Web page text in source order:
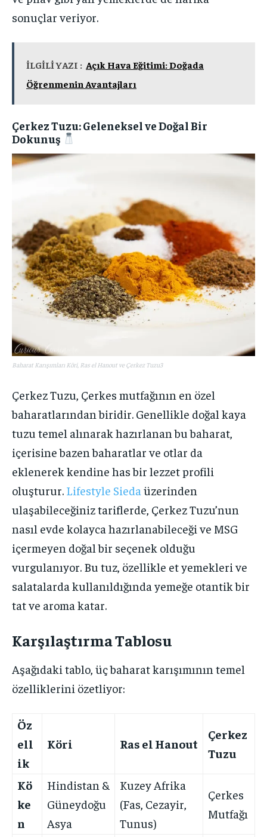
sonuçlar veriyor.
İLGİLİ YAZI : Açık Hava Eğitimi: Doğada
Öğrenmenin Avantajları
Çerkez Tuzu: Geleneksel ve Doğal Bir
Dokunuş
Baharat Karışımları Köri, Ras el Hanout ve Çerkez Tuzu3
Çerkez Tuzu, Çerkes mutfağının en özel
baharatlarından biridir. Genellikle doğal kaya
tuzu temel alınarak hazırlanan bu baharat,
içerisine bazen baharatlar ve otlar da
eklenerek kendine has bir lezzet profili
oluşturur. Lifestyle Sieda üzerinden
ulaşabileceğiniz tariflerde, Çerkez Tuzu’nun
nasıl evde kolayca hazırlanabileceği ve MSG
içermeyen doğal bir seçenek olduğu
vurgulanıyor. Bu tuz, özellikle et yemekleri ve
salatalarda kullanıldığında yemeğe otantik bir
tat ve aroma katar.
Karşılaştırma Tablosu
Aşağıdaki tablo, üç baharat karışımının temel
özelliklerini özetliyor:
Öz
ell
ik
Köri Ras el Hanout
Çerkez
Tuzu
Kö
ke
n
Hindistan &
Güneydoğu
Asya
Kuzey Afrika
(Fas, Cezayir,
Tunus)
Çerkes
Mutfağı